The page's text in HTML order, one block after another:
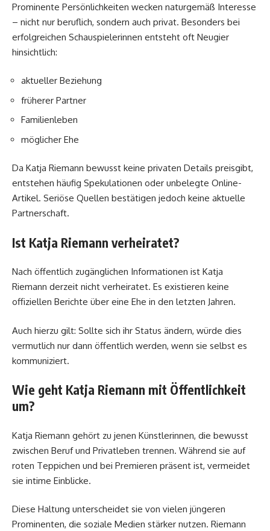
Prominente Persönlichkeiten wecken naturgemäß Interesse
– nicht nur beruflich, sondern auch privat. Besonders bei
erfolgreichen Schauspielerinnen entsteht oft Neugier
hinsichtlich:
aktueller Beziehung
früherer Partner
Familienleben
möglicher Ehe
Da Katja Riemann bewusst keine privaten Details preisgibt,
entstehen häufig Spekulationen oder unbelegte Online-
Artikel. Seriöse Quellen bestätigen jedoch keine aktuelle
Partnerschaft.
Ist Katja Riemann verheiratet?
Nach öffentlich zugänglichen Informationen ist Katja
Riemann derzeit nicht verheiratet. Es existieren keine
offiziellen Berichte über eine Ehe in den letzten Jahren.
Auch hierzu gilt: Sollte sich ihr Status ändern, würde dies
vermutlich nur dann öffentlich werden, wenn sie selbst es
kommuniziert.
Wie geht Katja Riemann mit Öffentlichkeit
um?
Katja Riemann gehört zu jenen Künstlerinnen, die bewusst
zwischen Beruf und Privatleben trennen. Während sie auf
roten Teppichen und bei Premieren präsent ist, vermeidet
sie intime Einblicke.
Diese Haltung unterscheidet sie von vielen jüngeren
Prominenten, die soziale Medien stärker nutzen. Riemann